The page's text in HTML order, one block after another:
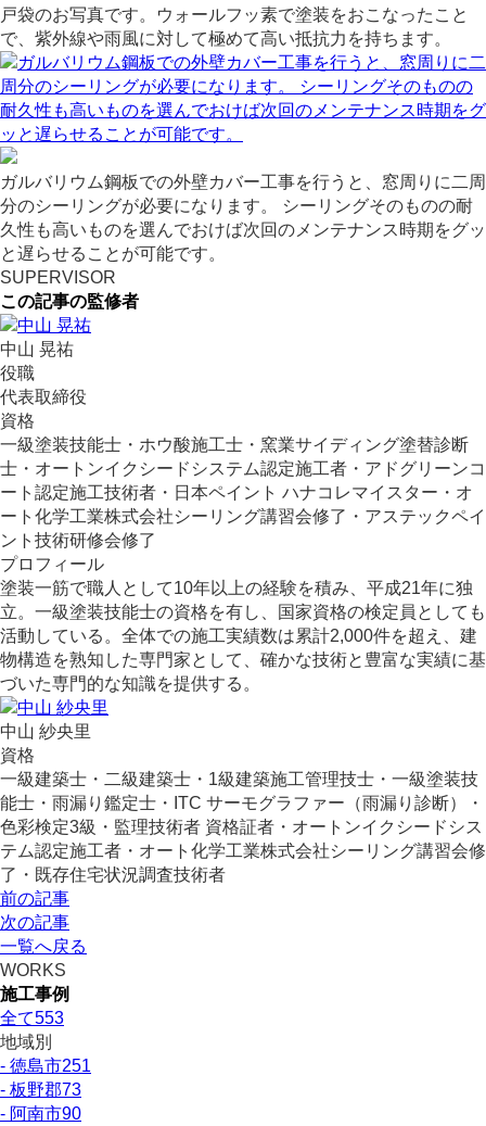
戸袋のお写真です。ウォールフッ素で塗装をおこなったこと
で、紫外線や雨風に対して極めて高い抵抗力を持ちます。
ガルバリウム鋼板での外壁カバー工事を行うと、窓周りに二周
分のシーリングが必要になります。 シーリングそのものの耐
久性も高いものを選んでおけば次回のメンテナンス時期をグッ
と遅らせることが可能です。
SUPERVISOR
この記事の監修者
中山 晃祐
役職
代表取締役
資格
一級塗装技能士・ホウ酸施工士・窯業サイディング塗替診断
士・オートンイクシードシステム認定施工者・アドグリーンコ
ート認定施工技術者・日本ペイント ハナコレマイスター・オ
ート化学工業株式会社シーリング講習会修了・アステックペイ
ント技術研修会修了
プロフィール
塗装一筋で職人として10年以上の経験を積み、平成21年に独
立。一級塗装技能士の資格を有し、国家資格の検定員としても
活動している。全体での施工実績数は累計2,000件を超え、建
物構造を熟知した専門家として、確かな技術と豊富な実績に基
づいた専門的な知識を提供する。
中山 紗央里
資格
一級建築士・二級建築士・1級建築施工管理技士・一級塗装技
能士・雨漏り鑑定士・ITC サーモグラファー（雨漏り診断）・
色彩検定3級・監理技術者 資格証者・オートンイクシードシス
テム認定施工者・オート化学工業株式会社シーリング講習会修
了・既存住宅状況調査技術者
前の記事
次の記事
一覧へ戻る
WORKS
施工事例
全て553
地域別
- 徳島市251
- 板野郡73
- 阿南市90